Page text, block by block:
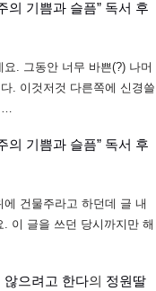
의 기쁨과 슬픔” 독서 후
. 그동안 너무 바쁜(?) 나머
. 이것저것 다른쪽에 신경쓸
의 기쁨과 슬픔” 독서 후
건물주라고 하던데 글 내
이 글을 쓰던 당시까지만 해
않으려고 한다의 정원딸